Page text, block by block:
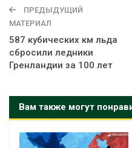
ПРЕДЫДУЩИЙ
МАТЕРИАЛ
587 кубических км льда
сбросили ледники
Гренландии за 100 лет
Вам также могут